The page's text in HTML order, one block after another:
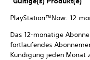
PlayStation™Now: 12-
Das 12-monatige
fortlaufendes
Kündigung jeden Monat